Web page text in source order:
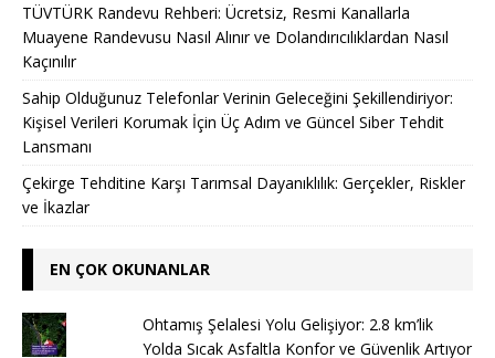
TÜVTÜRK Randevu Rehberi: Ücretsiz, Resmi Kanallarla
Muayene Randevusu Nasıl Alınır ve Dolandırıcılıklardan Nasıl
Kaçınılır
Sahip Olduğunuz Telefonlar Verinin Geleceğini Şekillendiriyor:
Kişisel Verileri Korumak İçin Üç Adım ve Güncel Siber Tehdit
Lansmanı
Çekirge Tehditine Karşı Tarımsal Dayanıklılık: Gerçekler, Riskler
ve İkazlar
EN ÇOK OKUNANLAR
Ohtamış Şelalesi Yolu Gelişiyor: 2.8 km’lik
Yolda Sıcak Asfaltla Konfor ve Güvenlik Artıyor